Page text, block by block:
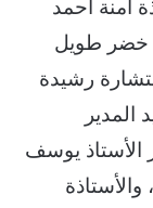
آمنة أحمد
خضر طويل
رشيدة
المدير
الأستاذ يوسف